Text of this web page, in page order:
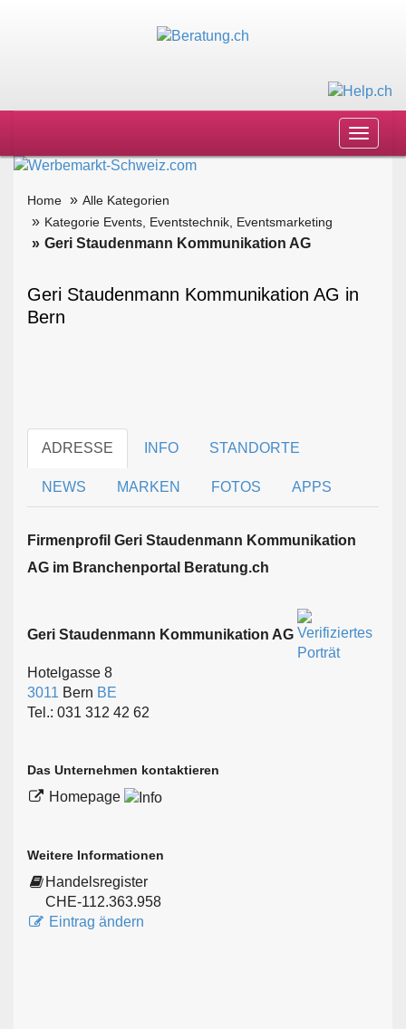
Toggle
Home
Alle Kategorien
Kategorie Events, Eventstechnik, Eventsmarketing
Geri Staudenmann Kommunikation AG
Geri Staudenmann Kommunikation AG in
Bern
ADRESSE INFO STANDORTE
NEWS MARKEN FOTOS APPS
Firmen­profil Geri Staudenmann Kommunikation
AG im Branchen­portal Beratung.ch
Geri Staudenmann Kommunikation AG
Hotelgasse 8
3011 Bern BE
Tel.: 031 312 42 62
Das Unternehmen kontaktieren
Homepage
Weitere Informationen
Handelsregister
CHE-112.363.958
Eintrag ändern